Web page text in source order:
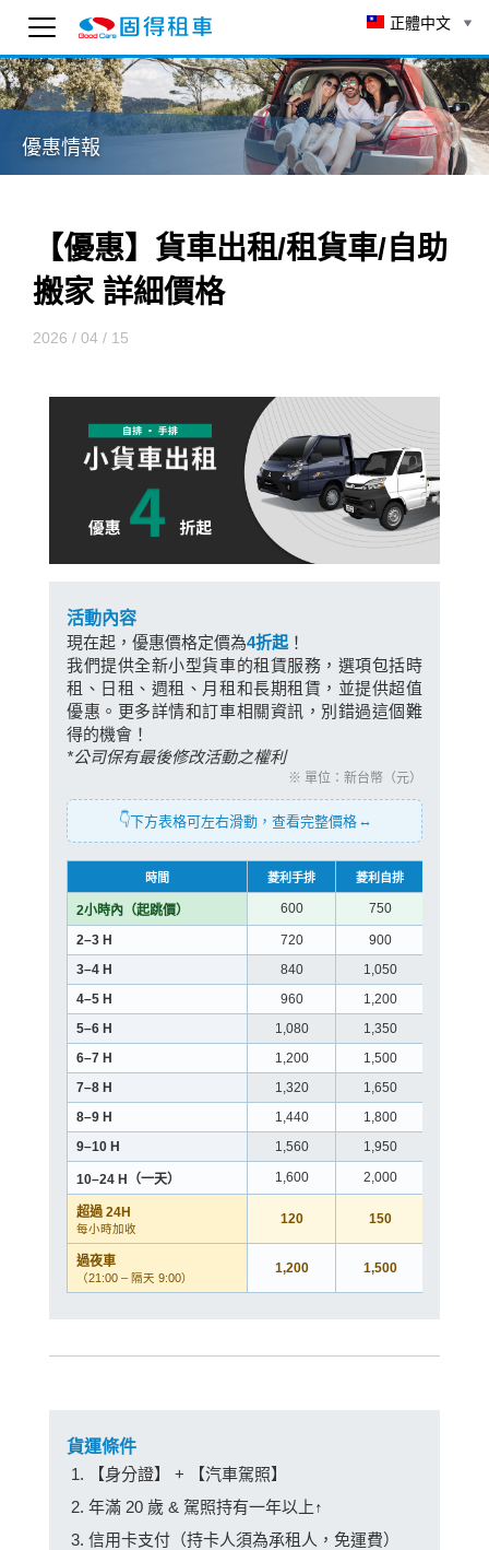
固得租車
線上 AI 客服
為了確保客服可以回覆您，請先輸入 Email。
To ensure you receive our customer service reply
送出
1:15
正體中文
優惠情報
【優惠】貨車出租/租貨車/自助
搬家 詳細價格
2026 / 04 / 15
活動內容
現在起，優惠價格定價為4折起 ！
我們提供全新小型貨車的租賃服務，選項包括時
租、日租、週租、月租和長期租賃，並提供超值
優惠。更多詳情和訂車相關資訊，別錯過這個難
得的機會！
*公司保有最後修改活動之權利
※ 單位：新台幣（元）
👇下方表格可左右滑動，查看完整價格↔
時間 菱利手排 菱利自排
2小時內（起跳價） 600 750
2–3 H 720 900
3–4 H
840 1,050
4–5 H
960 1,200
5–6 H
1,080 1,350
6–7 H
1,200 1,500
7–8 H
1,320 1,650
8–9 H
1,440 1,800
9–10 H
1,560 1,950
10–24 H（一天） 1,600 2,000
超過 24H
每小時加收
120 150
過夜車
（21:00 – 隔天 9:00）
1,200 1,500
貨運條件
【身分證】 + 【汽車駕照】
年滿 20 歲 & 駕照持有一年以上↑
信用卡支付（持卡人須為承租人，免運費）